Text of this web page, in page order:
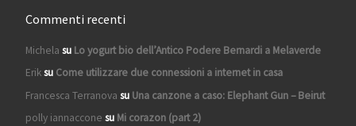
Commenti recenti
Michela su Lo yogurt bio dell’Antico Podere Bernardi a Melaverde
Eriksu Come utilizzare due connessioni a internet in casa
Francesca Terranova su Una canzone a caso: Elephant Gun – Beirut
polly iannaccone su Mi corazon (part 2)